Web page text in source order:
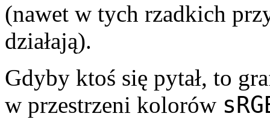
(nawet w tych rzadkich
działają).
Gdyby ktoś się pytał, to
w przestrzeni kolorów